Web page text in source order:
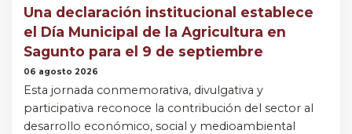
Una declaración institucional establece
el Día Municipal de la Agricultura en
Sagunto para el 9 de septiembre
06 agosto 2026
Esta jornada conmemorativa, divulgativa y
participativa reconoce la contribución del sector al
desarrollo económico, social y medioambiental